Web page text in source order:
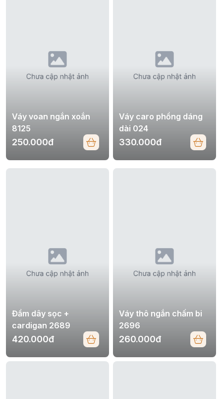
Váy voan ngắn xoắn
8125
250.000đ
Váy caro phồng dáng
dài 024
330.000đ
Đầm dây sọc +
cardigan 2689
420.000đ
Váy thô ngắn chấm bi
2696
260.000đ